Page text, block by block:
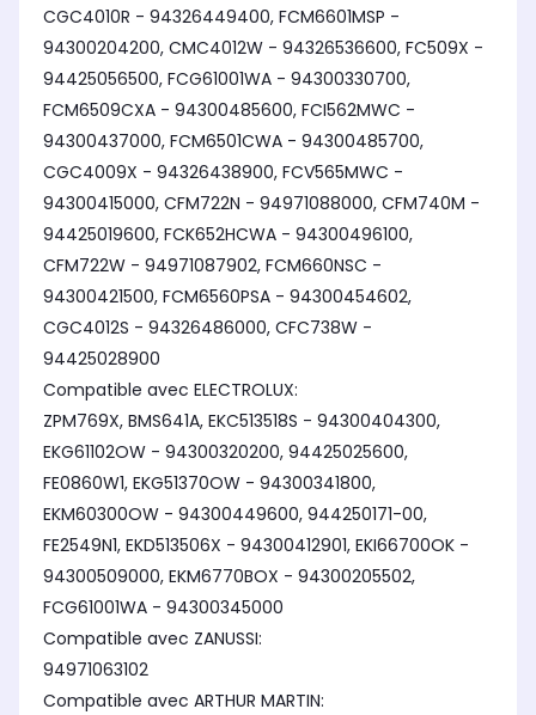
CGC4010R - 94326449400, FCM6601MSP -
94300204200, CMC4012W - 94326536600, FC509X -
94425056500, FCG61001WA - 94300330700,
FCM6509CXA - 94300485600, FCI562MWC -
94300437000, FCM6501CWA - 94300485700,
CGC4009X - 94326438900, FCV565MWC -
94300415000, CFM722N - 94971088000, CFM740M -
94425019600, FCK652HCWA - 94300496100,
CFM722W - 94971087902, FCM660NSC -
94300421500, FCM6560PSA - 94300454602,
CGC4012S - 94326486000, CFC738W -
94425028900
Compatible avec ELECTROLUX:
ZPM769X, BMS641A, EKC513518S - 94300404300,
EKG61102OW - 94300320200, 94425025600,
FE0860W1, EKG51370OW - 94300341800,
EKM60300OW - 94300449600, 944250171-00,
FE2549N1, EKD513506X - 94300412901, EKI66700OK -
94300509000, EKM6770BOX - 94300205502,
FCG61001WA - 94300345000
Compatible avec ZANUSSI:
94971063102
Compatible avec ARTHUR MARTIN: